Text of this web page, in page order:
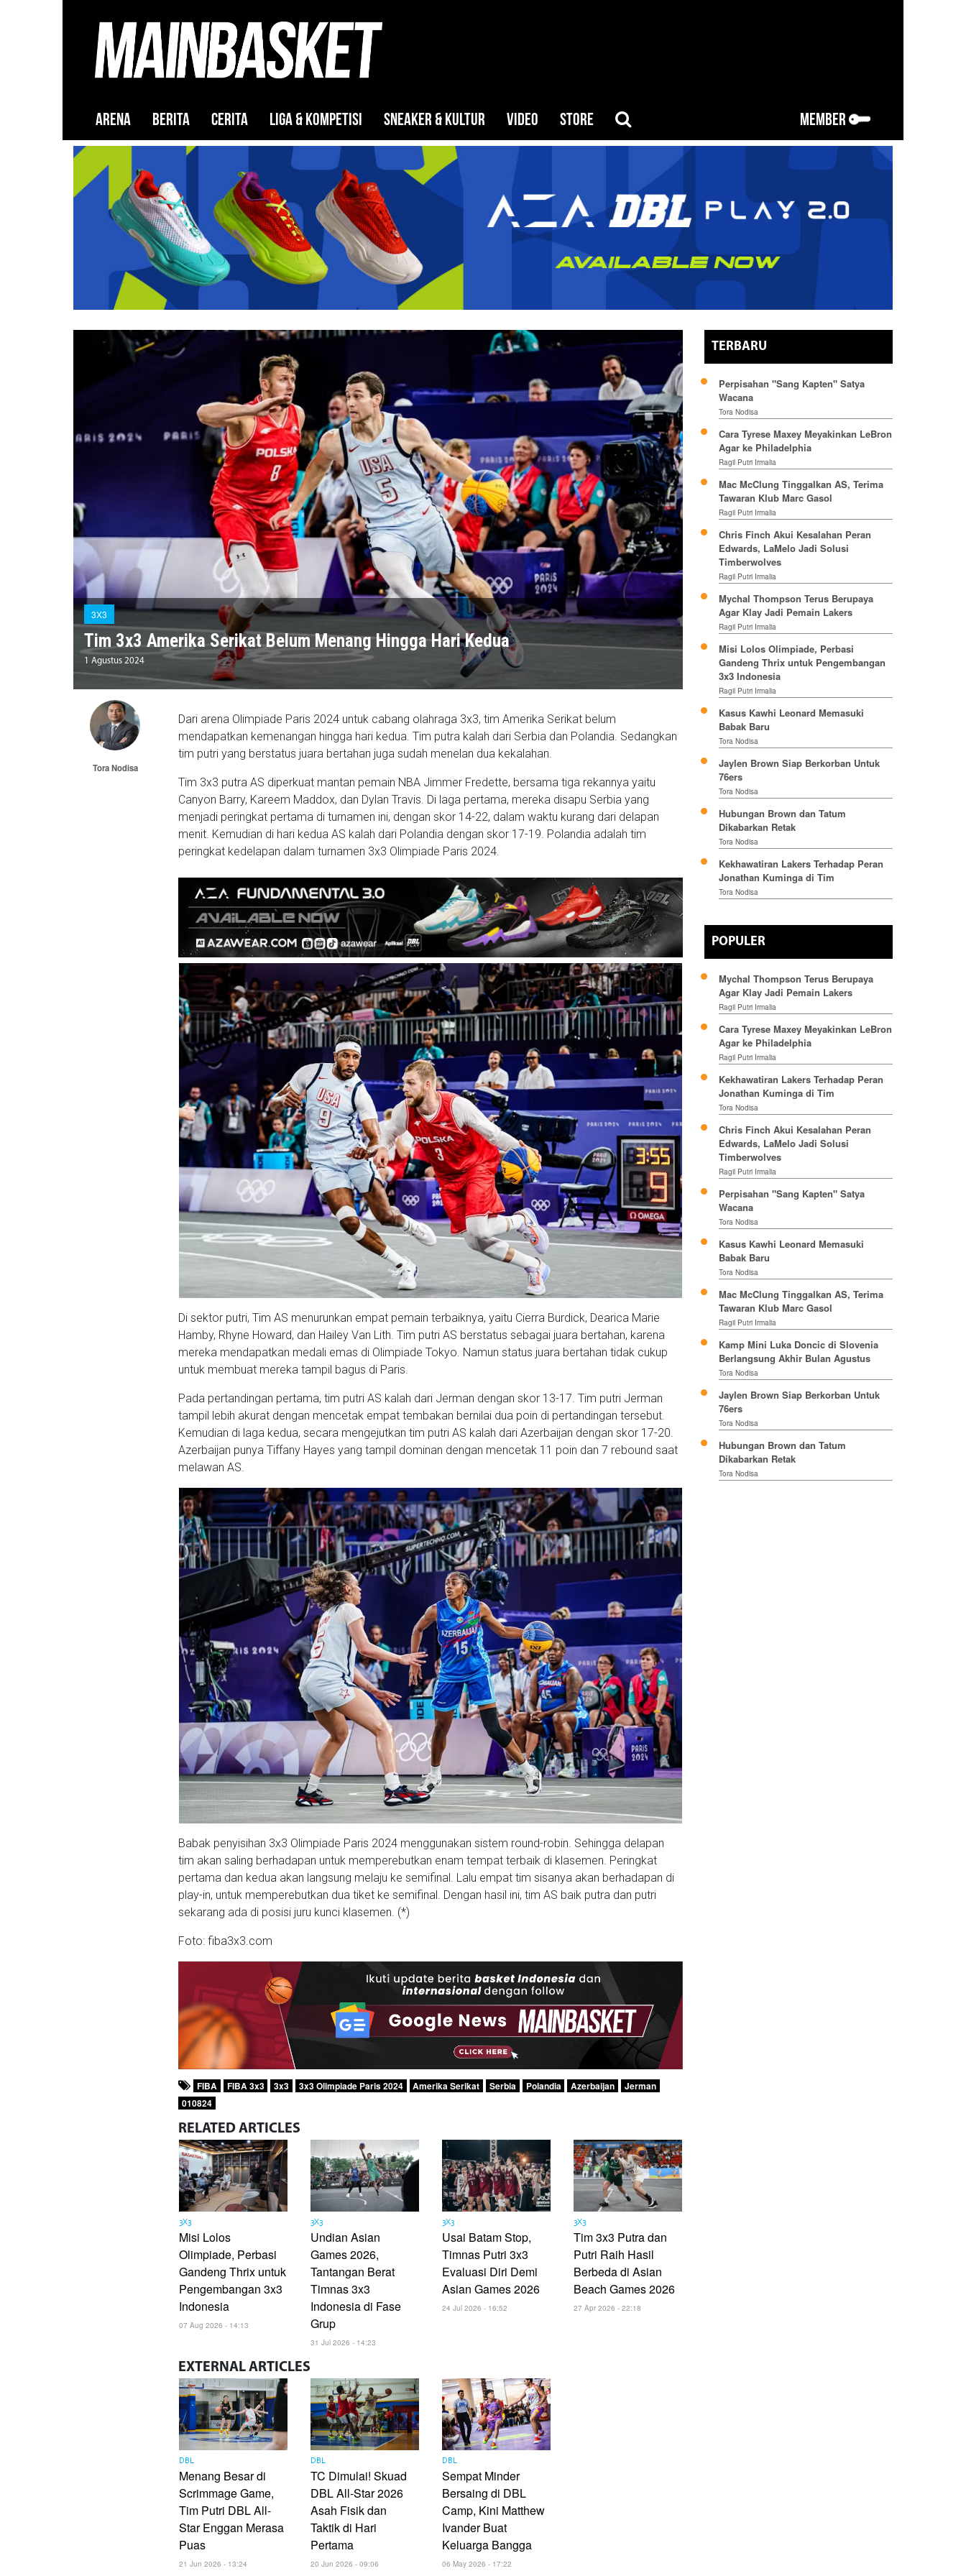
ARENA BERITA CERITA LIGA & KOMPETISI SNEAKER & KULTUR VIDEO STORE MEMBER
3X3
Tim 3x3 Amerika Serikat Belum Menang Hingga Hari Kedua
1 Agustus 2024
Tora Nodisa
Dari arena Olimpiade Paris 2024 untuk cabang olahraga 3x3, tim Amerika Serikat belum
mendapatkan kemenangan hingga hari kedua. Tim putra kalah dari Serbia dan Polandia. Sedangkan
tim putri yang berstatus juara bertahan juga sudah menelan dua kekalahan.
Tim 3x3 putra AS diperkuat mantan pemain NBA Jimmer Fredette, bersama tiga rekannya yaitu
Canyon Barry, Kareem Maddox, dan Dylan Travis. Di laga pertama, mereka disapu Serbia yang
menjadi peringkat pertama di turnamen ini, dengan skor 14-22, dalam waktu kurang dari delapan
menit. Kemudian di hari kedua AS kalah dari Polandia dengan skor 17-19. Polandia adalah tim
peringkat kedelapan dalam turnamen 3x3 Olimpiade Paris 2024.
Di sektor putri, Tim AS menurunkan empat pemain terbaiknya, yaitu Cierra Burdick, Dearica Marie
Hamby, Rhyne Howard, dan Hailey Van Lith. Tim putri AS berstatus sebagai juara bertahan, karena
mereka mendapatkan medali emas di Olimpiade Tokyo. Namun status juara bertahan tidak cukup
untuk membuat mereka tampil bagus di Paris.
Pada pertandingan pertama, tim putri AS kalah dari Jerman dengan skor 13-17. Tim putri Jerman
tampil lebih akurat dengan mencetak empat tembakan bernilai dua poin di pertandingan tersebut.
Kemudian di laga kedua, secara mengejutkan tim putri AS kalah dari Azerbaijan dengan skor 17-20.
Azerbaijan punya Tiffany Hayes yang tampil dominan dengan mencetak 11 poin dan 7 rebound saat
melawan AS.
Babak penyisihan 3x3 Olimpiade Paris 2024 menggunakan sistem round-robin. Sehingga delapan
tim akan saling berhadapan untuk memperebutkan enam tempat terbaik di klasemen. Peringkat
pertama dan kedua akan langsung melaju ke semifinal. Lalu empat tim sisanya akan berhadapan di
play-in, untuk memperebutkan dua tiket ke semifinal. Dengan hasil ini, tim AS baik putra dan putri
sekarang ada di posisi juru kunci klasemen. (*)
Foto: fiba3x3.com
FIBA FIBA 3x3 3x3 3x3 Olimpiade Paris 2024 Amerika Serikat Serbia Polandia Azerbaijan
Jerman
010824
RELATED ARTICLES
3X3
Misi Lolos
Olimpiade, Perbasi
Gandeng Thrix untuk
Pengembangan 3x3
Indonesia
07 Aug 2026 - 14:13
3X3
Undian Asian
Games 2026,
Tantangan Berat
Timnas 3x3
Indonesia di Fase
Grup
31 Jul 2026 - 14:23
3X3
Usai Batam Stop,
Timnas Putri 3x3
Evaluasi Diri Demi
Asian Games 2026
24 Jul 2026 - 16:52
3X3
Tim 3x3 Putra dan
Putri Raih Hasil
Berbeda di Asian
Beach Games 2026
27 Apr 2026 - 22:18
EXTERNAL ARTICLES
DBL
Menang Besar di
Scrimmage Game,
Tim Putri DBL All-
Star Enggan Merasa
Puas
21 Jun 2026 - 13:24
DBL
TC Dimulai! Skuad
DBL All-Star 2026
Asah Fisik dan
Taktik di Hari
Pertama
20 Jun 2026 - 09:06
DBL
Sempat Minder
Bersaing di DBL
Camp, Kini Matthew
Ivander Buat
Keluarga Bangga
06 May 2026 - 17:22
TERBARU
Perpisahan "Sang Kapten" Satya
Wacana
Tora Nodisa
Cara Tyrese Maxey Meyakinkan LeBron
Agar ke Philadelphia
Ragil Putri Irmalia
Mac McClung Tinggalkan AS, Terima
Tawaran Klub Marc Gasol
Ragil Putri Irmalia
Chris Finch Akui Kesalahan Peran
Edwards, LaMelo Jadi Solusi
Timberwolves
Ragil Putri Irmalia
Mychal Thompson Terus Berupaya
Agar Klay Jadi Pemain Lakers
Ragil Putri Irmalia
Misi Lolos Olimpiade, Perbasi
Gandeng Thrix untuk Pengembangan
3x3 Indonesia
Ragil Putri Irmalia
Kasus Kawhi Leonard Memasuki
Babak Baru
Tora Nodisa
Jaylen Brown Siap Berkorban Untuk
76ers
Tora Nodisa
Hubungan Brown dan Tatum
Dikabarkan Retak
Tora Nodisa
Kekhawatiran Lakers Terhadap Peran
Jonathan Kuminga di Tim
Tora Nodisa
POPULER
Mychal Thompson Terus Berupaya
Agar Klay Jadi Pemain Lakers
Ragil Putri Irmalia
Cara Tyrese Maxey Meyakinkan LeBron
Agar ke Philadelphia
Ragil Putri Irmalia
Kekhawatiran Lakers Terhadap Peran
Jonathan Kuminga di Tim
Tora Nodisa
Chris Finch Akui Kesalahan Peran
Edwards, LaMelo Jadi Solusi
Timberwolves
Ragil Putri Irmalia
Perpisahan "Sang Kapten" Satya
Wacana
Tora Nodisa
Kasus Kawhi Leonard Memasuki
Babak Baru
Tora Nodisa
Mac McClung Tinggalkan AS, Terima
Tawaran Klub Marc Gasol
Ragil Putri Irmalia
Kamp Mini Luka Doncic di Slovenia
Berlangsung Akhir Bulan Agustus
Tora Nodisa
Jaylen Brown Siap Berkorban Untuk
76ers
Tora Nodisa
Hubungan Brown dan Tatum
Dikabarkan Retak
Tora Nodisa